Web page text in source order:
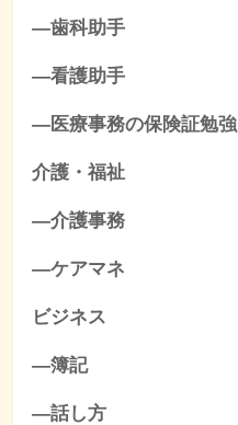
―歯科助手
―看護助手
―医療事務の保険証勉強
介護・福祉
―介護事務
―ケアマネ
ビジネス
―簿記
―話し方